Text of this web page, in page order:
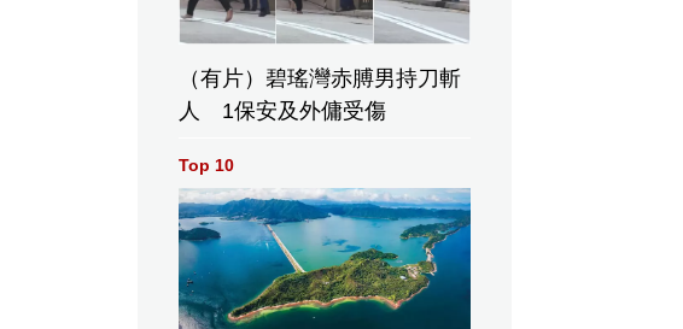
（有片）碧瑤灣赤膊男持刀斬
人 1保安及外傭受傷
Top 10